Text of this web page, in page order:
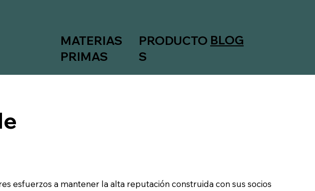
MATERIAS
PRIMAS
PRODUCTO
S
BLOG
esfuerzos a mantener la alta reputación construida con sus socios